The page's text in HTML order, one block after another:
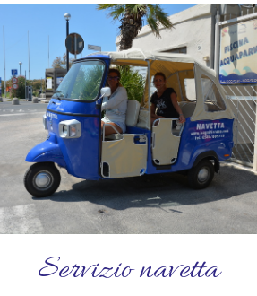
Servizio navetta